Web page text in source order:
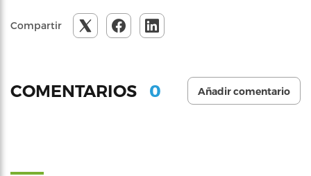
Compartir
COMENTARIOS 0 Añadir comentario